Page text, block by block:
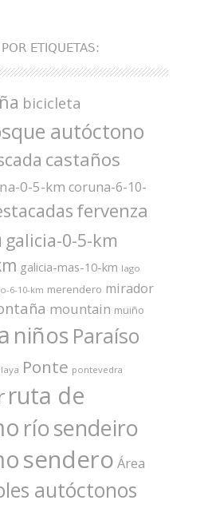
ETIQUETAS:
bicicleta
autóctono
castaños
0-5-km coruna-6-10-
fervenza
galicia-0-5-km
galicia-mas-10-km lago
6-10-km merendero mirador
mountain muiño
niños Paraíso
Ponte pontevedra
ruta de
ríosendeiro
sendero Área
autóctonos